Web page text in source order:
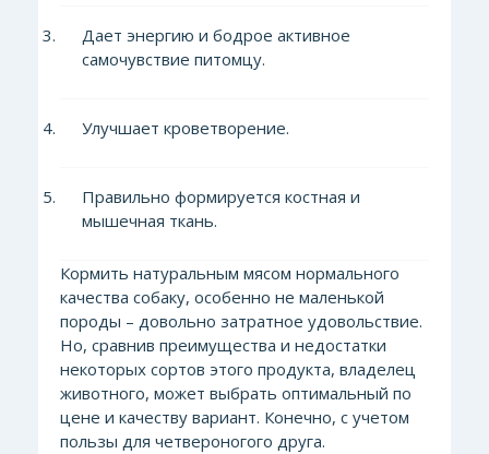
Дает энергию и бодрое активное
самочувствие питомцу.
Улучшает кроветворение.
Правильно формируется костная и
мышечная ткань.
Кормить натуральным мясом нормального
качества собаку, особенно не маленькой
породы – довольно затратное удовольствие.
Но, сравнив преимущества и недостатки
некоторых сортов этого продукта, владелец
животного, может выбрать оптимальный по
цене и качеству вариант. Конечно, с учетом
пользы для четвероногого друга.